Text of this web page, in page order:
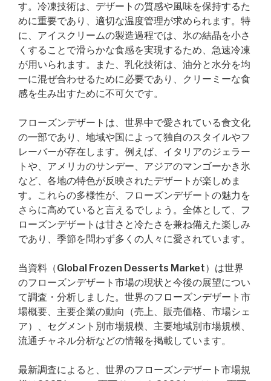
す。冷凍技術は、デザートの質感や風味を保持するた
めに重要であり、適切な温度管理が求められます。特
に、アイスクリームの製造過程では、氷の結晶を小さ
くすることで滑らかな食感を実現するため、急速冷凍
が用いられます。また、乳化技術は、油分と水分を均
一に混ぜ合わせるために必要であり、クリーミーな食
感を生み出すために不可欠です。
フローズンデザートは、世界中で愛されている食文化
の一部であり、地域や国によって独自のスタイルやフ
レーバーが存在します。例えば、イタリアのジェラー
トや、アメリカのサンデー、アジアのマンゴーかき氷
など、各地の特色が反映されたデザートが楽しめま
す。これらの多様性が、フローズンデザートの魅力を
さらに高めていると言えるでしょう。全体として、フ
ローズンデザートは甘さと冷たさを兼ね備えた楽しみ
であり、季節を問わず多くの人々に愛されています。
当資料（Global Frozen Desserts Market）は世界
のフローズンデザート市場の現状と今後の展望につい
て調査・分析しました。世界のフローズンデザート市
場概要、主要企業の動向（売上、販売価格、市場シェ
ア）、セグメント別市場規模、主要地域別市場規模、
流通チャネル分析などの情報を掲載しています。
最新調査によると、世界のフローズンデザート市場規